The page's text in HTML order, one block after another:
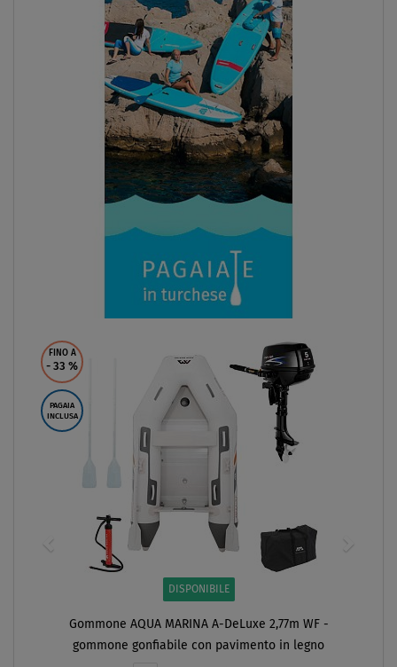
FINO A
- 33 %
PAGAIA
INCLUSA
DISPONIBILE
Gommone AQUA MARINA A-DeLuxe 2,77m WF -
gommone gonfiabile con pavimento in legno